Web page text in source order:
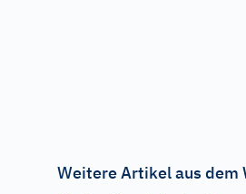
Weitere Artikel aus dem